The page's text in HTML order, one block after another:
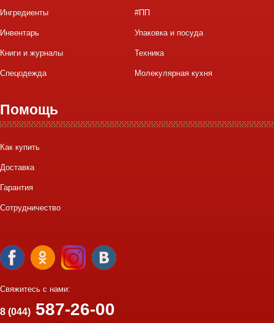
Ингредиенты #ПП
Инвентарь Упаковка и посуда
Книги и журналы Техника
Спецодежда Молекулярная кухня
Помощь
Как купить
Доставка
Гарантия
Сотрудничество
Свяжитесь с нами:
8 (044) 587-26-00